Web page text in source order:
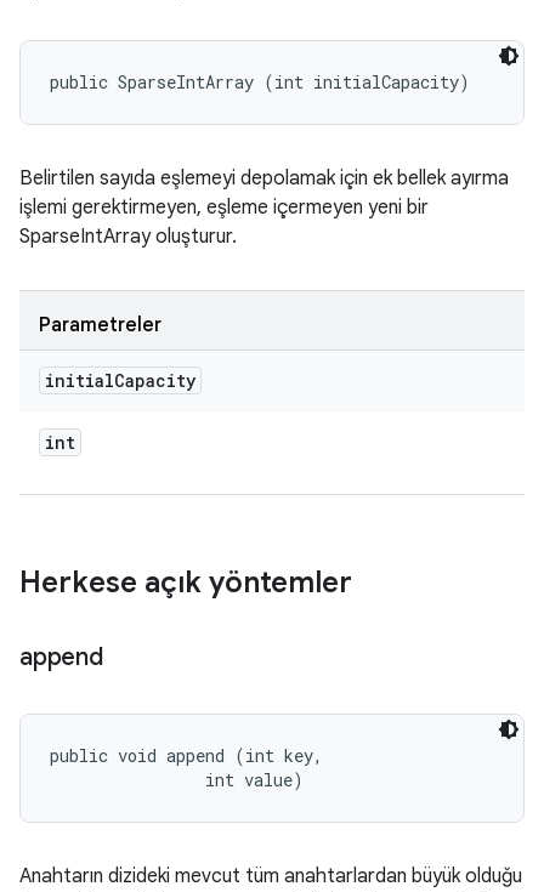
public SparseIntArray (int initialCapacity)
Belirtilen sayıda eşlemeyi depolamak için ek bellek ayırma
işlemi gerektirmeyen, eşleme içermeyen yeni bir
SparseIntArray oluşturur.
Parametreler
initialCapacity
int
Herkese açık yöntemler
append
public void append (int key,
                int value)
Anahtarın dizideki mevcut tüm anahtarlardan büyük olduğu